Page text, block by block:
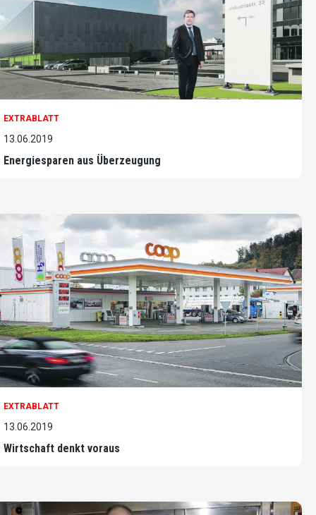
EXTRABLATT
13.06.2019
Energiesparen aus Überzeugung
EXTRABLATT
13.06.2019
Wirtschaft denkt voraus